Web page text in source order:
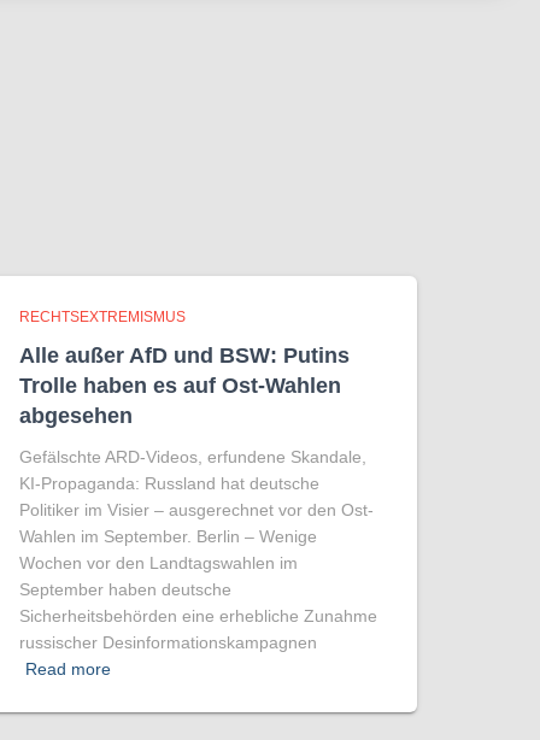
RECHTSEXTREMISMUS
Alle außer AfD und BSW: Putins
Trolle haben es auf Ost-Wahlen
abgesehen
Gefälschte ARD-Videos, erfundene Skandale,
KI-Propaganda: Russland hat deutsche
Politiker im Visier – ausgerechnet vor den Ost-
Wahlen im September. Berlin – Wenige
Wochen vor den Landtagswahlen im
September haben deutsche
Sicherheitsbehörden eine erhebliche Zunahme
russischer Desinformationskampagnen
Read more